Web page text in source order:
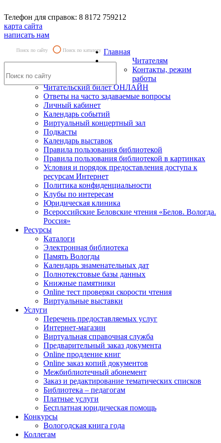
Телефон для справок: 8 8172 759212
карта сайта
написать нам
Поиск по сайту Поиск по каталогу Главная
Читателям
Контакты, режим
работы
Читательский билет ОНЛАЙН
Ответы на часто задаваемые вопросы
Личный кабинет
Календарь событий
Виртуальный концертный зал
Подкасты
Календарь выставок
Правила пользования библиотекой
Правила пользования библиотекой в картинках
Условия и порядок предоставления доступа к
ресурсам Интернет
Политика конфиденциальности
Клубы по интересам
Юридическая клиника
Всероссийские Беловские чтения «Белов. Вологда.
Россия»
Ресурсы
Каталоги
Электронная библиотека
Память Вологды
Календарь знаменательных дат
Полнотекстовые базы данных
Книжные памятники
Online тест проверки скорости чтения
Виртуальные выставки
Услуги
Перечень предоставляемых услуг
Интернет-магазин
Виртуальная справочная служба
Предварительный заказ документа
Online продление книг
Online заказ копий документов
Межбиблиотечный абонемент
Заказ и редактирование тематических списков
Библиотека – педагогам
Платные услуги
Бесплатная юридическая помощь
Конкурсы
Вологодская книга года
Коллегам